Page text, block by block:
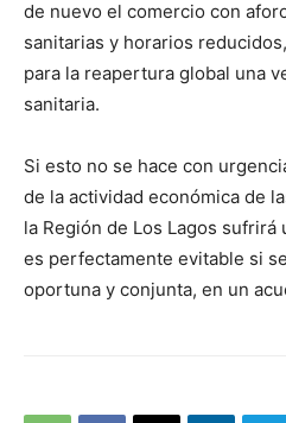
de nuevo el comercio con
sanitarias y horarios
para la reapertura global una
sanitaria.
Si esto no se hace con
de la actividad económica de
la Región de Los Lagos
es perfectamente evitable si
oportuna y conjunta, en un